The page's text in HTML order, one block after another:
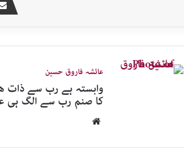
عائشہ فاروق حسین
وابستہ ہے رب سے ذات
کا صنم رب سے الگ ہی